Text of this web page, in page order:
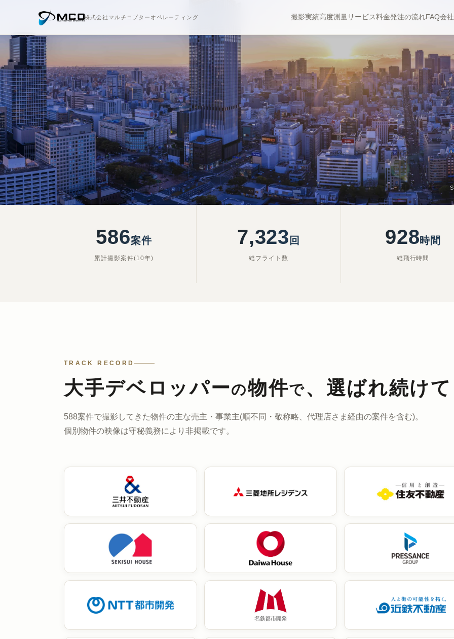
株式会社マルチコプターオペレーティング 撮影実績高度測量サービス料金発注の流れFAQ会
588案件
累計撮影案件(10年)
7,425 回
総フライト数
966時間
総飛行時間
TRACK RECORD
大手デベロッパーの物件で、 選ばれ続け
588案件で撮影してきた物件の主な売主・事業主(順不同・敬称略、代理店さま経由の案件を含む)。
個別物件の映像は守秘義務により非掲載です。